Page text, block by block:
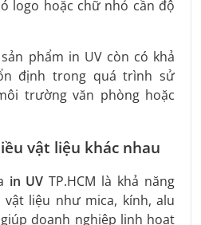
logo hoặc chữ nhỏ cần độ
phẩm in UV còn có khả
định trong quá trình sử
trường văn phòng hoặc
vật liệu khác nhau
in UV TP.HCM là khả năng
liệu như mica, kính, alu
doanh nghiệp linh hoạt